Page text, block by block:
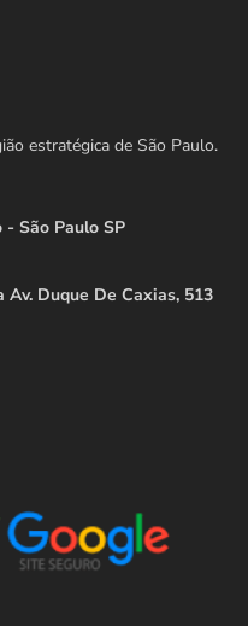
estratégica de São Paulo.
- São Paulo SP
Av. Duque De Caxias, 513